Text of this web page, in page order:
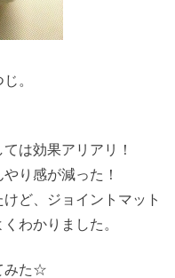
。
は効果アリアリ！
り感が減った！
ど、ジョイントマット
わかりました。
みた☆